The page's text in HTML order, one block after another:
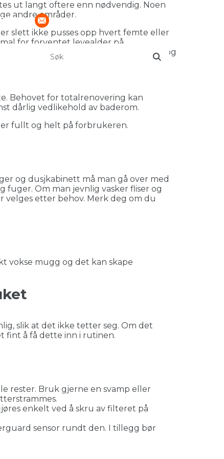
post@fredrikstadror.no
ut langt oftere enn nødvendig. Noen
andre områder.
slett ikke pusses opp hvert femte eller
for forventet levealder på
50 år i levealder. Dusjkabinett og
Behovet for totalrenovering kan
dårlig vedlikehold av baderom.
fullt og helt på forbrukeren.
og dusjkabinett må man gå over med
Om man jevnlig vasker fliser og
velges etter behov. Merk deg om du
vokse mugg og det kan skape
slik at det ikke tetter seg. Om det
fint å få dette inn i rutinen.
rester. Bruk gjerne en svamp eller
enkelt ved å skru av filteret på
sensor rundt den. I tillegg bør